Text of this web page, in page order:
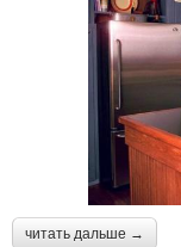
читать дальше →